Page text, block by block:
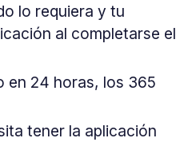
lo requiera y tu
al completarse el
en 24 horas, los 365
tener la aplicación